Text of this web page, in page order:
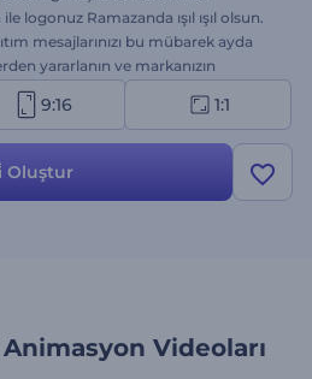
logonuz Ramazanda ışıl ışıl olsun.
mesajlarınızı bu mübarek ayda
yararlanın ve markanızın
Logonuzu ekleyin, özel
bir Ramazan jeneriği için
9:16 1:1
Oluştur
Animasyon Videoları